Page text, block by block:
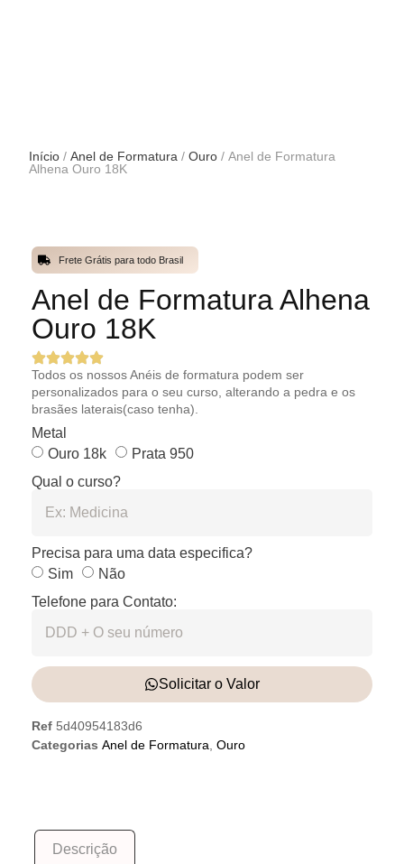
Início / Anel de Formatura / Ouro / Anel de Formatura
Alhena Ouro 18K
Frete Grátis para todo Brasil
Anel de Formatura Alhena
Ouro 18K
Todos os nossos Anéis de formatura podem ser
personalizados para o seu curso, alterando a pedra e os
brasães laterais(caso tenha).
Metal
Ouro 18k
Prata 950
Qual o curso?
Precisa para uma data especifica?
Sim
Não
Telefone para Contato:
Solicitar o Valor
Ref 5d40954183d6
Categorias Anel de Formatura, Ouro
Descrição